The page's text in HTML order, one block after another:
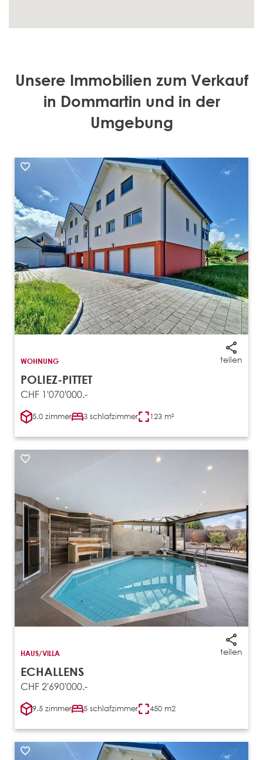
Unsere Immobilien zum Verkauf
in Dommartin und in der
Umgebung
teilen
WOHNUNG
POLIEZ-PITTET
CHF 1'070'000.-
5.0 zimmer 3 schlafzimmer 123 m²
teilen
HAUS/VILLA
ECHALLENS
CHF 2'690'000.-
9.5 zimmer 5 schlafzimmer 450 m2